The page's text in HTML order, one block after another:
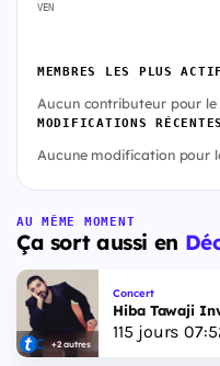
VEN
MEMBRES LES PLUS
Aucun contributeur pour le
MODIFICATIONS RÉCENTES
Aucune modification pour
AU MÊME MOMENT
Ça sort aussi en
+2 autres
Concert
Hiba Tawaji
115 jours 07: